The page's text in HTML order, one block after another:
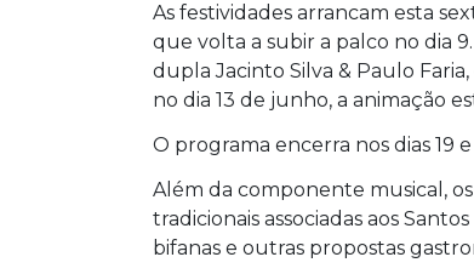
As festividades arrancam esta
que volta a subir a palco no dia
dupla Jacinto Silva & Paulo
no dia 13 de junho, a animação
O programa encerra nos dias 19
Além da componente musical,
tradicionais associadas aos
bifanas e outras propostas